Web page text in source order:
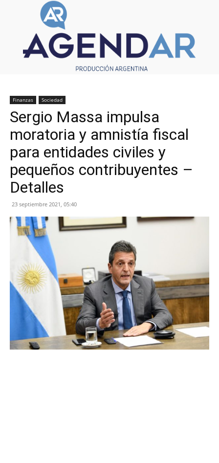
Finanzas Sociedad
Sergio Massa impulsa
moratoria y amnistía fiscal
para entidades civiles y
pequeños contribuyentes –
Detalles
23 septiembre 2021, 05:40